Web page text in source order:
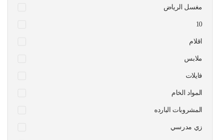
مغسل الرياض
10
اقلام
ملابس
فايلات
المواد الخام
المشروبات البارده
زي مدرسي